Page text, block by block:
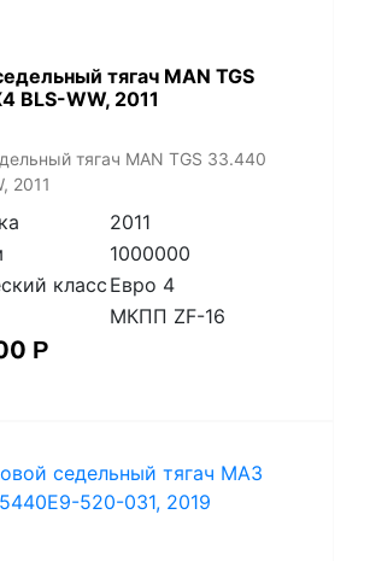
тягач MAN TGS
BLS-WW, 2011
тягач MAN TGS 33.440
2011
2011
1000000
классЕвро 4
МКПП ZF-16
Р